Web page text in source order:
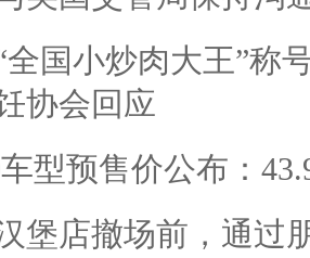
全国小炒肉大王”称
协会回应
型预售价公布：
堡店撤场前，通过